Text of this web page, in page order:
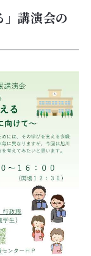
」講演会の